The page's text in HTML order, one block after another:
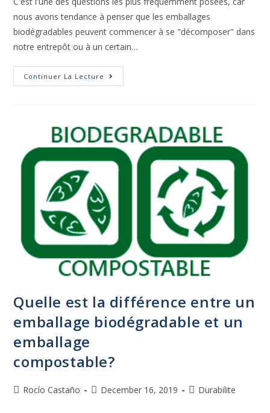
nous avons tendance à penser que les emballages
biodégradables peuvent commencer à se "décomposer" dans
notre entrepôt ou à un certain…
Continuer La Lecture
Quelle est la différence entre un
emballage biodégradable et un
emballage
compostable?
Rocío Castaño December 16, 2019 Durabilite